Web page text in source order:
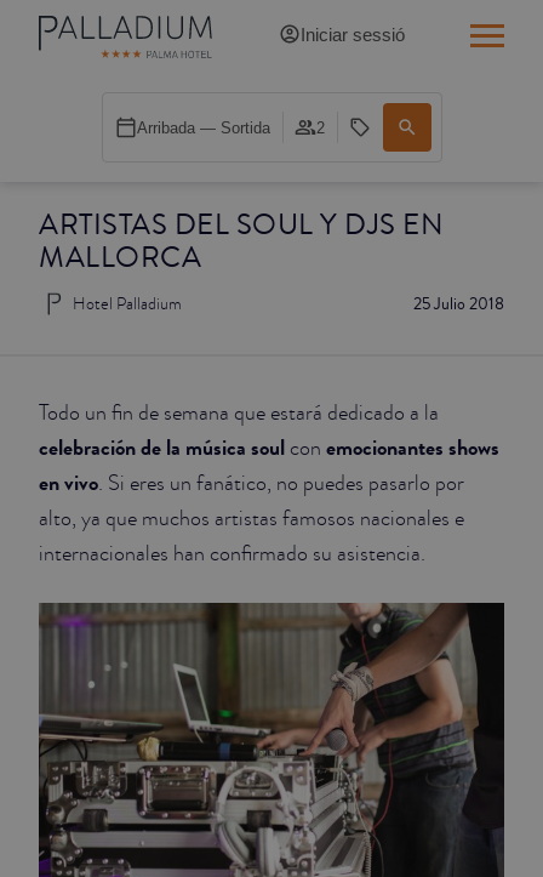
ARTISTAS DEL SOUL Y DJS EN
MALLORCA
25 Julio 2018
Hotel Palladium
Todo un fin de semana que estará dedicado a la
celebración de la música soul con emocionantes shows
en vivo. Si eres un fanático, no puedes pasarlo por
alto, ya que muchos artistas famosos nacionales e
internacionales han confirmado su asistencia.
Iniciar sessió
Arribada — Sortida 2
INDIVIDUAL BALCÓ CATEDRAL
DOBLE WHITE
SUPERIOR